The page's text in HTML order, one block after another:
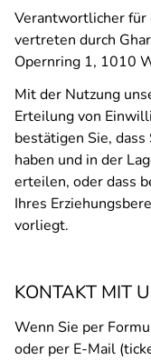
Verantwortlicher für
vertreten durch
Opernring 1, 1010
Mit der Nutzung
Erteilung von
bestätigen Sie,
haben und in der
erteilen, oder dass
Ihres
vorliegt.
KONTAKT MIT
Wenn Sie per
oder per E-Mail